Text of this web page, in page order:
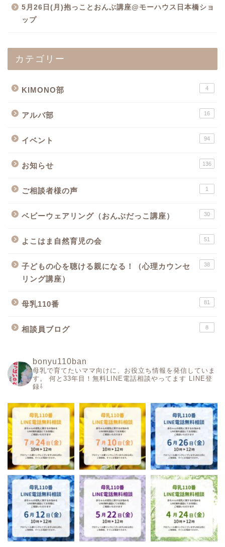
5月26日(月)抱っことおんぶ講座@モーハウス日本橋ショ
ップ
カテゴリー
KIMONO部 4
アルバ部 16
イベント 94
お知らせ 136
ご相談者様の声 1
ベビーウェアリング（おんぶだっこ講座） 30
よこはま自然育児の会 51
子どもの心を聴ける親になる！（心理カウンセ
リング講座）
38
母乳110番 81
相談員ブログ 8
bonyu110ban
母乳で育てたいママ向けに、お役立ち情報を発信していま
す。
何と33年目！無料LINE電話相談やってます
LINE登
録⇩